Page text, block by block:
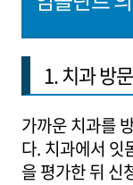
1. 치과 방
가까운 치과를
다. 치과에서 잇
을 평가한 뒤 신